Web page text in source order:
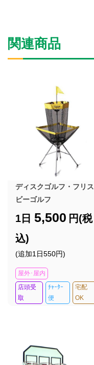
関連商品
ディスクゴルフ・フリス
ビーゴルフ
1日 5,500 円(税
込)
(追加1日550円)
屋外･屋内
店頭受
取
ﾁｬｰﾀｰ
便
宅配
OK